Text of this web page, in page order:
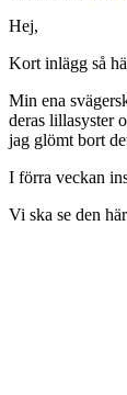
Hej,
Kort inlägg så
Min ena
deras lillasyster
jag glömt bort
I förra veckan
Vi ska se den